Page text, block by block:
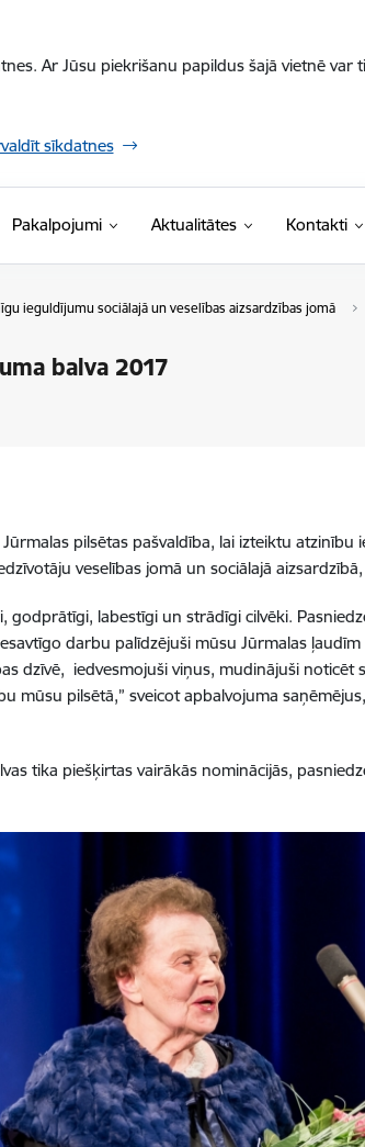
Ar Jūsu piekrišanu papildus šajā vietnē
sīkdatnes
Pakalpojumi Aktualitātes Kontakti
ieguldījumu sociālajā un veselības aizsardzības jomā
balva 2017
pilsētas pašvaldība, lai izteiktu atzinību
veselības jomā un sociālajā
godprātīgi, labestīgi un strādīgi cilvēki.
darbu palīdzējuši mūsu Jūrmalas
dzīvē, iedvesmojuši viņus, mudinājuši noticēt
mūsu pilsētā,” sveicot apbalvojuma
tika piešķirtas vairākās nominācijās,